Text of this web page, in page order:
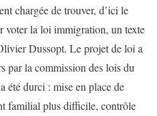
chargée de trouver, d’ici le
voter la loi immigration, un texte
Dussopt. Le projet de loi a
par la commission des lois du
été durci : mise en place de
familial plus difficile, contrôle